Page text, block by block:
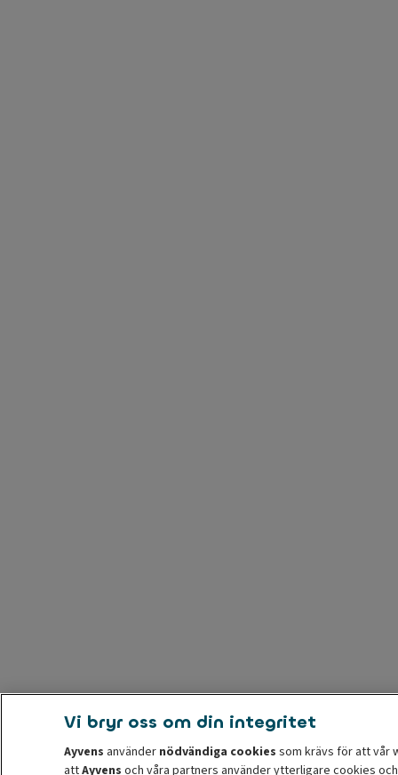
Vi bryr oss om din integritet
Ayvens använder nödvändiga cookies som krävs för att vår
attAyvens och våra partners använder ytterligare cookies